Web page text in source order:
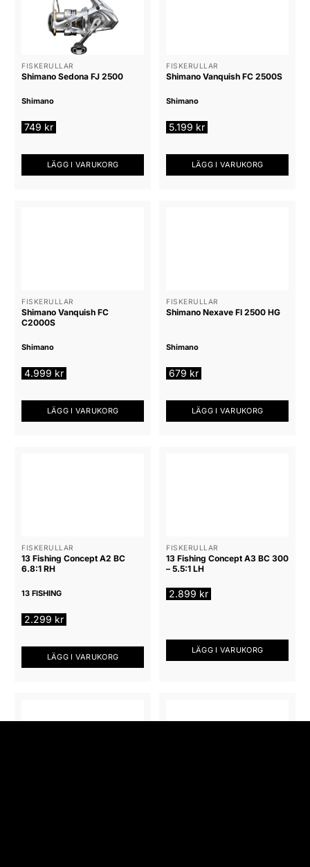
FISKERULLAR
Shimano Sedona FJ 2500
Shimano
749 kr
LÄGG I VARUKORG
FISKERULLAR
Shimano Vanquish FC 2500S
Shimano
5.199 kr
LÄGG I VARUKORG
FISKERULLAR
Shimano Vanquish FC
C2000S
Shimano
4.999 kr
LÄGG I VARUKORG
FISKERULLAR
Shimano Nexave FI 2500 HG
Shimano
679 kr
LÄGG I VARUKORG
FISKERULLAR
13 Fishing Concept A2 BC
6.8:1 RH
13 FISHING
2.299 kr
LÄGG I VARUKORG
FISKERULLAR
13 Fishing Concept A3 BC 300
– 5.5:1 LH
2.899 kr
LÄGG I VARUKORG